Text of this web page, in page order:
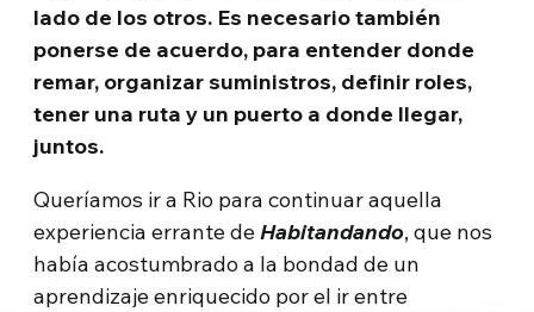
lado de los otros. Es necesario también
ponerse de acuerdo, para entender donde
remar, organizar suministros, definir roles,
tener una ruta y un puerto a donde llegar,
juntos.
Queríamos ir a Rio para continuar aquella
experiencia errante deHabitandando, que nos
había acostumbrado a la bondad de un
aprendizaje enriquecido por el ir entre